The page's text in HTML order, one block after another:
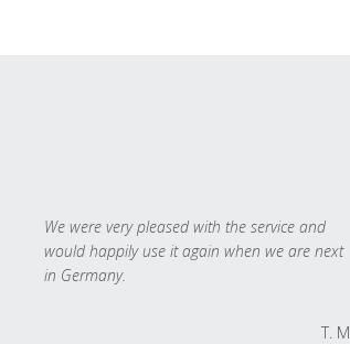
We were very pleased with the service and
would happily use it again when we are next
in Germany.
T. M.